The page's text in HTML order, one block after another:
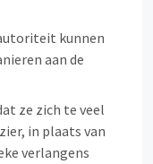
kunnen
aan de
ze zich te veel
in plaats van
verlangens